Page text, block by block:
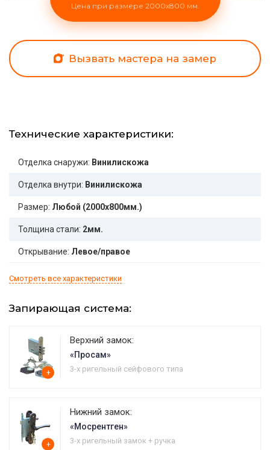
Цена при размере 2000x800 мм.
Вызвать мастера на замер
Технические характеристики:
Отделка снаружи: Винилискожа
Отделка внутри: Винилискожа
Размер: Любой (2000x800мм.)
Толщина стали: 2мм.
Открывание: Левое/правое
Смотреть все характеристики
Запирающая система:
+
Верхний замок:
«Просам»
3-х ригельный сейфового типа
+
Нижний замок:
«Мосрентген»
3-х ригельный замок + ручка